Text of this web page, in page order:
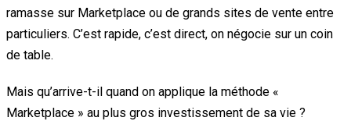
ramasse sur Marketplace ou de grands sites de vente entre
particuliers. C’est rapide, c’est direct, on négocie sur un coin
de table.
Mais qu’arrive-t-il quand on applique la méthode «
Marketplace » au plus gros investissement de sa vie ?